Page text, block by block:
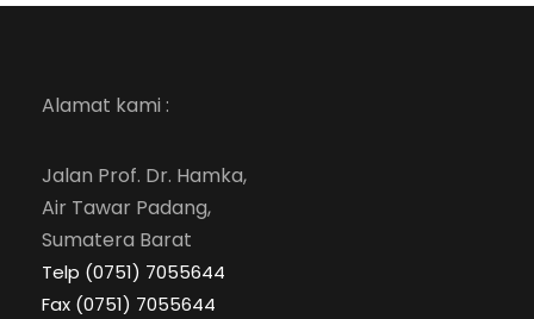
Alamat kami :
Jalan Prof. Dr. Hamka,
Air Tawar Padang,
Sumatera Barat
Telp (0751) 7055644
Fax (0751) 7055644